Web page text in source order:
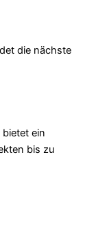
die nächste
ein
bis zu